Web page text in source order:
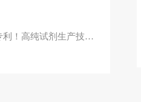
一、汇虹试剂再获两项国家专利！高纯试剂生产技术取得新突破！近日，湖南汇虹试剂有限公司技术创新捷报频传，接连斩获"高纯试剂硫酸生产用过滤装置"和"高纯试剂盐酸生产用提纯装置"两项国家实用新型专利！